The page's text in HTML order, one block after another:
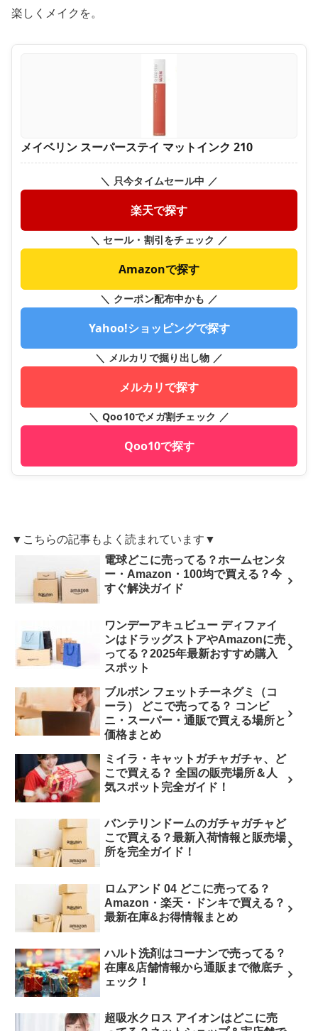
楽しくメイクを。
メイベリン スーパーステイ マットインク 210
＼ 只今タイムセール中 ／
楽天で探す
＼ セール・割引をチェック ／
Amazonで探す
＼ クーポン配布中かも ／
Yahoo!ショッピングで探す
＼ メルカリで掘り出し物 ／
メルカリで探す
＼ Qoo10でメガ割チェック ／
Qoo10で探す
▼こちらの記事もよく読まれています▼
電球どこに売ってる？ホームセンタ
ー・Amazon・100均で買える？今
すぐ解決ガイド
ワンデーアキュビュー ディファイ
ンはドラッグストアやAmazonに売
ってる？2025年最新おすすめ購入
スポット
ブルボン フェットチーネグミ（コ
ーラ） どこで売ってる？ コンビ
ニ・スーパー・通販で買える場所と
価格まとめ
ミイラ・キャットガチャガチャ、ど
こで買える？ 全国の販売場所＆人
気スポット完全ガイド！
バンテリンドームのガチャガチャど
こで買える？最新入荷情報と販売場
所を完全ガイド！
ロムアンド 04 どこに売ってる？
Amazon・楽天・ドンキで買える？
最新在庫&お得情報まとめ
ハルト洗剤はコーナンで売ってる？
在庫&店舗情報から通販まで徹底チ
ェック！
超吸水クロス アイオンはどこに売